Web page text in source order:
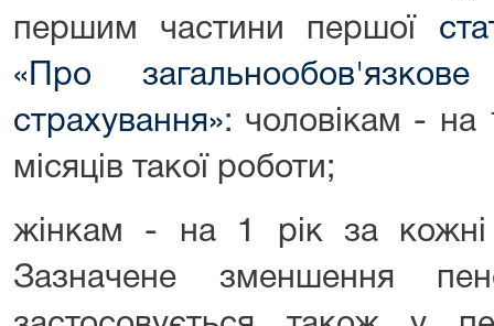
першим частини першої
«Про
страхування»: чоловікам - на
місяців такої роботи;
жінкам - на 1 рік за кожні
Зазначене зменшення